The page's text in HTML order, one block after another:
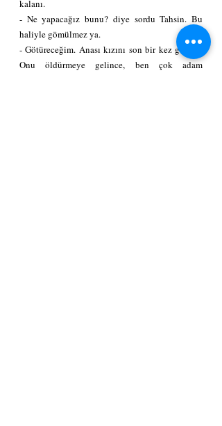
kalanı.
- Ne yapacağız bunu? diye sordu Tahsin. Bu
haliyle gömülmez ya.
- Götüreceğim. Anası kızını son bir kez görsün.
Onu öldürmeye gelince, ben çok adam